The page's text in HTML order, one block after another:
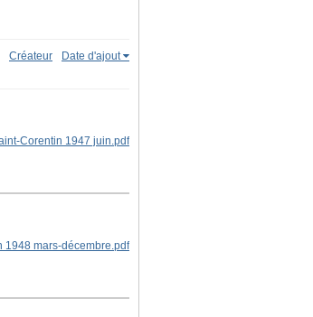
Créateur Date d'ajout